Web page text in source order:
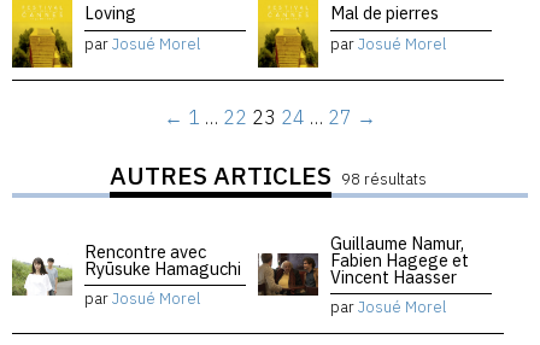
Loving
parJosué Morel
Mal de pierres
parJosué Morel
← 1 … 22 23 24 … 27 →
AUTRES ARTICLES 98 résultats
Rencontre avec
Ryūsuke Hamaguchi
parJosué Morel
Guillaume Namur,
Fabien Hagege et
Vincent Haasser
parJosué Morel